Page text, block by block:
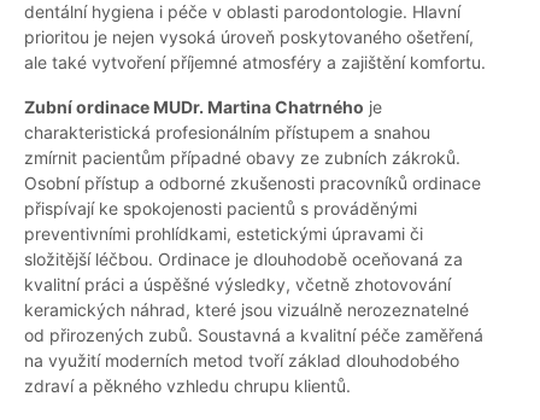
dentální hygiena i péče v oblasti parodontologie. Hlavní
prioritou je nejen vysoká úroveň poskytovaného ošetření,
ale také vytvoření příjemné atmosféry a zajištění komfortu.
Zubní ordinace MUDr. Martina Chatrného je
charakteristická profesionálním přístupem a snahou
zmírnit pacientům případné obavy ze zubních zákroků.
Osobní přístup a odborné zkušenosti pracovníků ordinace
přispívají ke spokojenosti pacientů s prováděnými
preventivními prohlídkami, estetickými úpravami či
složitější léčbou. Ordinace je dlouhodobě oceňovaná za
kvalitní práci a úspěšné výsledky, včetně zhotovování
keramických náhrad, které jsou vizuálně nerozeznatelné
od přirozených zubů. Soustavná a kvalitní péče zaměřená
na využití moderních metod tvoří základ dlouhodobého
zdraví a pěkného vzhledu chrupu klientů.